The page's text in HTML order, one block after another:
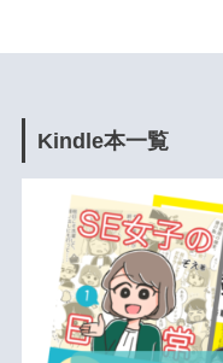
Kindle本一覧